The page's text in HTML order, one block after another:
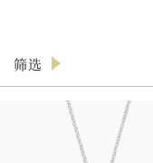
筛选